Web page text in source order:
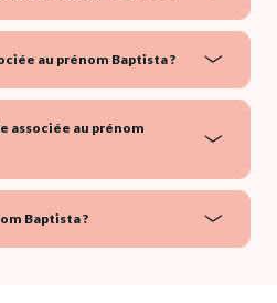
au prénom Baptista ?
associée au prénom
Baptista ?